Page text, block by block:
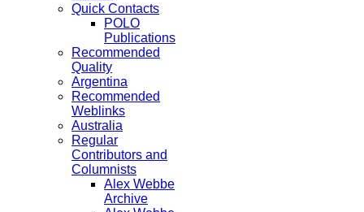
Quick Contacts
POLO
Publications
Recommended
Quality
Argentina
Recommended
Weblinks
Australia
Regular
Contributors and
Columnists
Alex Webbe
Archive